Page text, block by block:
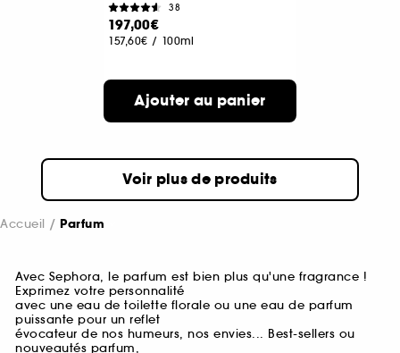
38
197,00€
157,60€ / 100ml
Ajouter au panier
Voir plus de produits
Accueil Parfum
Avec Sephora, le parfum est bien plus qu'une fragrance !
Exprimez votre personnalité
avec une eau de toilette florale ou une eau de parfum
puissante pour un reflet
évocateur de nos humeurs, nos envies... Best-sellers ou
nouveautés parfum,